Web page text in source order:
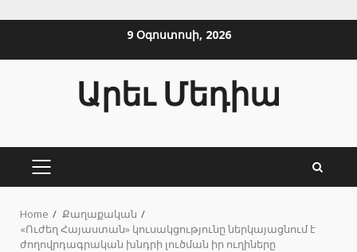
9 Օգոստոսի, 2026
Արեւ Մեդիա
PRIMARY
Home
Քաղաքական
«Ուժեղ Հայաստան» կուսակցությունը ներկայացնում է
ժողովրդագրական խնդրի լուծման իր ուղիները